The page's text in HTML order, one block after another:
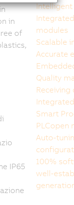
in
of
IP65
modules
Scalable
Accurate
Quality
Smart
PLCopen
Auto-
100%
well-